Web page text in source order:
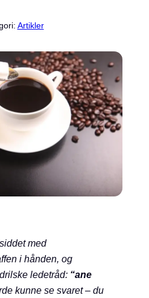
Artikler
med
i hånden, og
ledetråd: “ane
kunne se svaret – du